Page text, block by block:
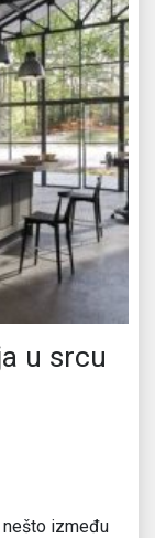
u srcu
nešto između